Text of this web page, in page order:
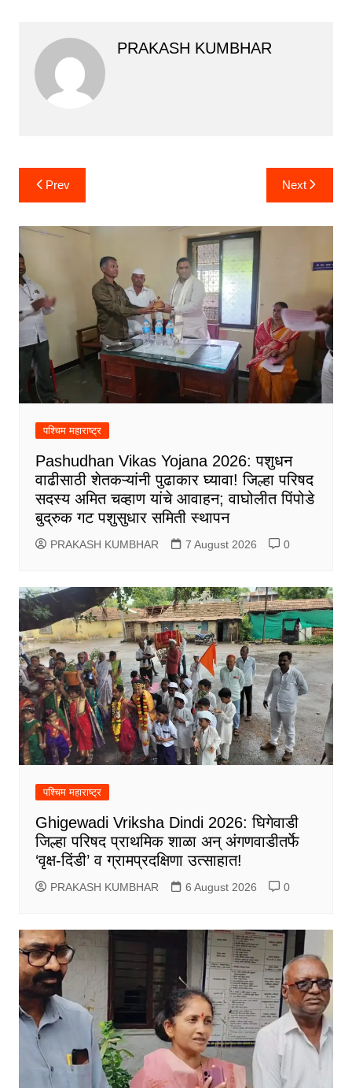
PRAKASH KUMBHAR
Post
navigation
Prev Next
पश्चिम महाराष्ट्र
Pashudhan Vikas Yojana 2026: पशुधन
वाढीसाठी शेतकऱ्यांनी पुढाकार घ्यावा! जिल्हा परिषद
सदस्य अमित चव्हाण यांचे आवाहन; वाघोलीत पिंपोडे
बुद्रुक गट पशुसुधार समिती स्थापन
PRAKASH KUMBHAR 7 August 2026 0
पश्चिम महाराष्ट्र
Ghigewadi Vriksha Dindi 2026: घिगेवाडी
जिल्हा परिषद प्राथमिक शाळा अन् अंगणवाडीतर्फे
‘वृक्ष-दिंडी’ व ग्रामप्रदक्षिणा उत्साहात!
PRAKASH KUMBHAR 6 August 2026 0